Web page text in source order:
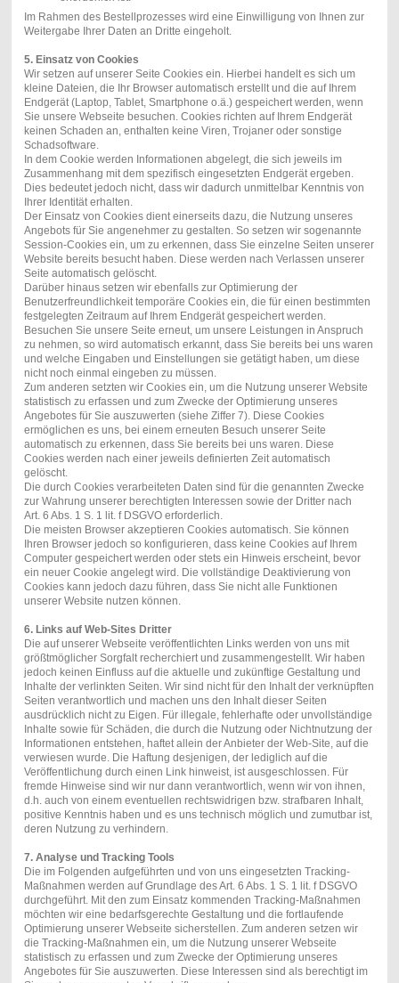
Im Rahmen des Bestellprozesses wird eine Einwilligung von Ihnen zur
Weitergabe Ihrer Daten an Dritte eingeholt.
5. Einsatz von Cookies
Wir setzen auf unserer Seite Cookies ein. Hierbei handelt es sich um
kleine Dateien, die Ihr Browser automatisch erstellt und die auf Ihrem
Endgerät (Laptop, Tablet, Smartphone o.ä.) gespeichert werden, wenn
Sie unsere Webseite besuchen. Cookies richten auf Ihrem Endgerät
keinen Schaden an, enthalten keine Viren, Trojaner oder sonstige
Schadsoftware.
In dem Cookie werden Informationen abgelegt, die sich jeweils im
Zusammenhang mit dem spezifisch eingesetzten Endgerät ergeben.
Dies bedeutet jedoch nicht, dass wir dadurch unmittelbar Kenntnis von
Ihrer Identität erhalten.
Der Einsatz von Cookies dient einerseits dazu, die Nutzung unseres
Angebots für Sie angenehmer zu gestalten. So setzen wir sogenannte
Session-Cookies ein, um zu erkennen, dass Sie einzelne Seiten unserer
Website bereits besucht haben. Diese werden nach Verlassen unserer
Seite automatisch gelöscht.
Darüber hinaus setzen wir ebenfalls zur Optimierung der
Benutzerfreundlichkeit temporäre Cookies ein, die für einen bestimmten
festgelegten Zeitraum auf Ihrem Endgerät gespeichert werden.
Besuchen Sie unsere Seite erneut, um unsere Leistungen in Anspruch
zu nehmen, so wird automatisch erkannt, dass Sie bereits bei uns waren
und welche Eingaben und Einstellungen sie getätigt haben, um diese
nicht noch einmal eingeben zu müssen.
Zum anderen setzten wir Cookies ein, um die Nutzung unserer Website
statistisch zu erfassen und zum Zwecke der Optimierung unseres
Angebotes für Sie auszuwerten (siehe Ziffer 7). Diese Cookies
ermöglichen es uns, bei einem erneuten Besuch unserer Seite
automatisch zu erkennen, dass Sie bereits bei uns waren. Diese
Cookies werden nach einer jeweils definierten Zeit automatisch
gelöscht.
Die durch Cookies verarbeiteten Daten sind für die genannten Zwecke
zur Wahrung unserer berechtigten Interessen sowie der Dritter nach
Art. 6 Abs. 1 S. 1 lit. f DSGVO erforderlich.
Die meisten Browser akzeptieren Cookies automatisch. Sie können
Ihren Browser jedoch so konfigurieren, dass keine Cookies auf Ihrem
Computer gespeichert werden oder stets ein Hinweis erscheint, bevor
ein neuer Cookie angelegt wird. Die vollständige Deaktivierung von
Cookies kann jedoch dazu führen, dass Sie nicht alle Funktionen
unserer Website nutzen können.
6. Links auf Web-Sites Dritter
Die auf unserer Webseite veröffentlichten Links werden von uns mit
größtmöglicher Sorgfalt recherchiert und zusammengestellt. Wir haben
jedoch keinen Einfluss auf die aktuelle und zukünftige Gestaltung und
Inhalte der verlinkten Seiten. Wir sind nicht für den Inhalt der verknüpften
Seiten verantwortlich und machen uns den Inhalt dieser Seiten
ausdrücklich nicht zu Eigen. Für illegale, fehlerhafte oder unvollständige
Inhalte sowie für Schäden, die durch die Nutzung oder Nichtnutzung der
Informationen entstehen, haftet allein der Anbieter der Web-Site, auf die
verwiesen wurde. Die Haftung desjenigen, der lediglich auf die
Veröffentlichung durch einen Link hinweist, ist ausgeschlossen. Für
fremde Hinweise sind wir nur dann verantwortlich, wenn wir von ihnen,
d.h. auch von einem eventuellen rechtswidrigen bzw. strafbaren Inhalt,
positive Kenntnis haben und es uns technisch möglich und zumutbar ist,
deren Nutzung zu verhindern.
7. Analyse und Tracking Tools
Die im Folgenden aufgeführten und von uns eingesetzten Tracking-
Maßnahmen werden auf Grundlage des Art. 6 Abs. 1 S. 1 lit. f DSGVO
durchgeführt. Mit den zum Einsatz kommenden Tracking-Maßnahmen
möchten wir eine bedarfsgerechte Gestaltung und die fortlaufende
Optimierung unserer Webseite sicherstellen. Zum anderen setzen wir
die Tracking-Maßnahmen ein, um die Nutzung unserer Webseite
statistisch zu erfassen und zum Zwecke der Optimierung unseres
Angebotes für Sie auszuwerten. Diese Interessen sind als berechtigt im